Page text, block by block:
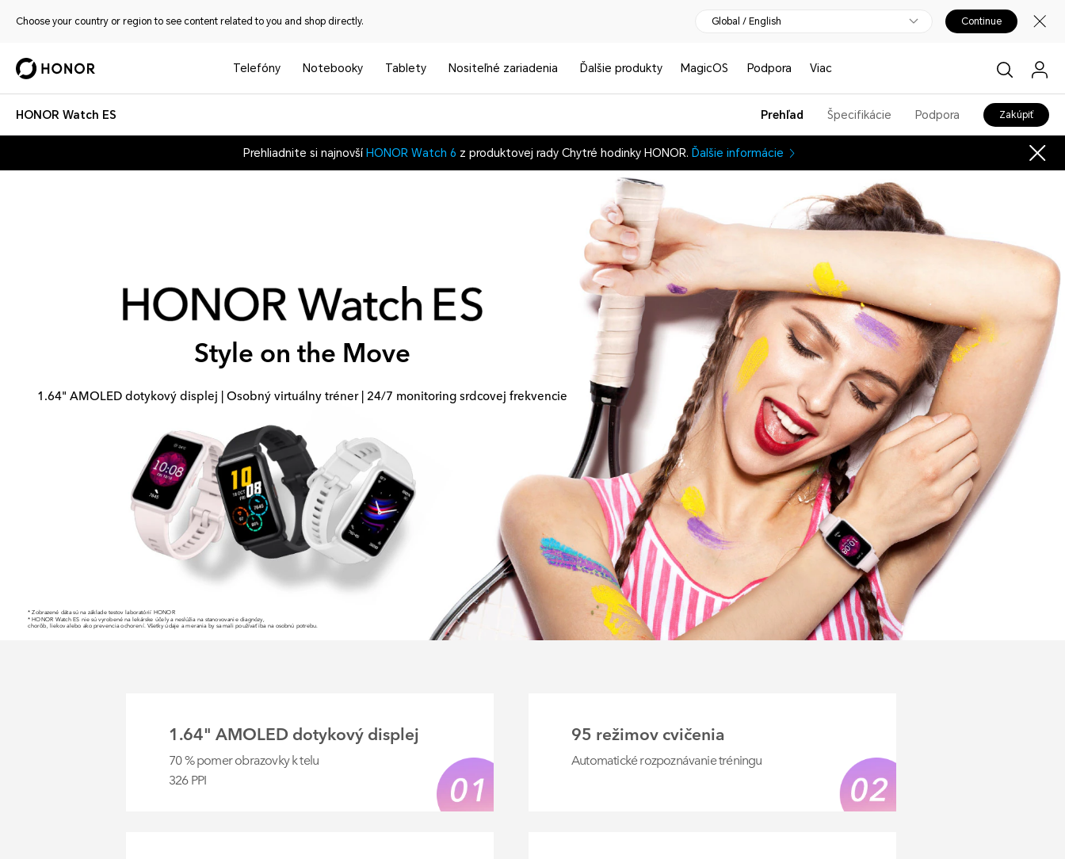
Choose your country or region to see content related to you and shop directly. Global / English Continue
Telefóny Notebooky Tablety Nositeľné zariadenia Ďalšie produkty MagicOS Podpora Viac
HONOR Watch ES Prehľad Špecifikácie Podpora Zakúpiť
Prehliadnite si najnovší HONOR Watch 6 z produktovej rady Chytré hodinky HONOR. Ďalšie informácie
Style on the Move
1.64" AMOLED dotykový displej | Osobný virtuálny tréner | 24/7 monitoring srdcovej frekvencie
* Zobrazené dáta sú na základe testov laboratórií HONOR
* HONOR Watch ES nie sú vyrobené na lekárske účely a neslúžia na stanovovanie diagnózy,
chorôb, liekov alebo ako prevencia ochorení. Všetky údaje a merania by sa mali používať iba na osobnú potrebu.
1.64" AMOLED dotykový displej
70 % pomer obrazovky k telu
326 PPI
95 režimov cvičenia
Automatické rozpoznávanie tréningu